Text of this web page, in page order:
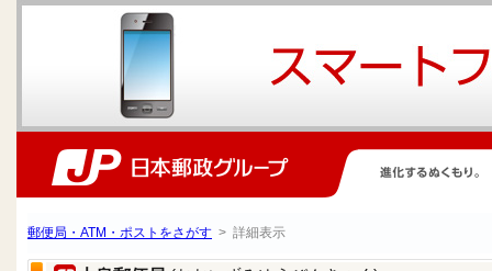
郵便局・ATM・ポストをさがす > 詳細表示